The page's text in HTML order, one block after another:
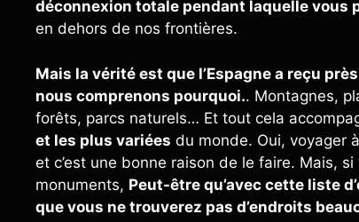
déconnexion totale pendant laquelle vous
en dehors de nos frontières.
Mais la vérité est que l’Espagne a reçu
nous comprenons pourquoi.. Montagnes,
forêts, parcs naturels… Et tout cela
et les plus variées du monde. Oui, voyager
et c’est une bonne raison de le faire. Mais,
monuments, Peut-être qu’avec cette liste
que vous ne trouverez pas d’endroits